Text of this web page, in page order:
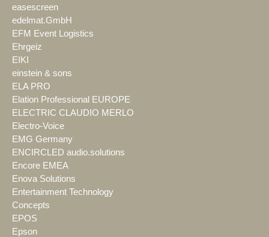
easescreen
edelmat.GmbH
EFM Event Logistics
Ehrgeiz
EIKI
einstein & sons
ELA PRO
Elation Professional EUROPE
ELECTRIC CLAUDIO MERLO
Electro-Voice
EMG Germany
ENCIRCLED audio.solutions
Encore EMEA
Enova Solutions
Entertainment Technology
Concepts
EPOS
Epson